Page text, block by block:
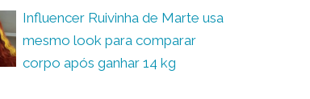
Influencer Ruivinha de Marte usa
mesmo look para comparar
corpo após ganhar 14 kg